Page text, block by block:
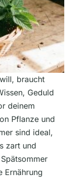
braucht
Geduld
deinem
Pflanze und
sind ideal,
zart und
Ernährung